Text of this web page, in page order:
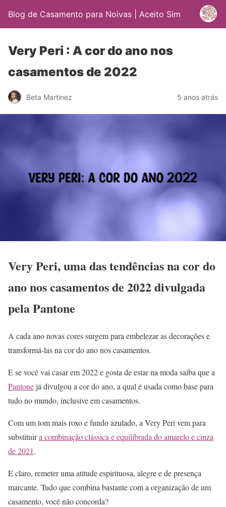
Blog de Casamento para Noivas | Aceito Sim
Very Peri : A cor do ano nos
casamentos de 2022
Beta Martinez 5 anos atrás
Very Peri, uma das tendências na cor do
ano nos casamentos de 2022 divulgada
pela Pantone
A cada ano novas cores surgem para embelezar as decorações e
transformá-las na cor do ano nos casamentos.
E se você vai casar em 2022 e gosta de estar na moda saiba que a
Pantonejá divulgou a cor do ano, a qual é usada como base para
tudo no mundo, inclusive em casamentos.
Com um tom mais roxo e fundo azulado, a Very Peri vem para
substituira combinação clássica e equilibrada do amarelo e cinza
de 2021.
E claro, remeter uma atitude espirituosa, alegre e de presença
marcante. Tudo que combina bastante com a organização de um
casamento, você não concorda?